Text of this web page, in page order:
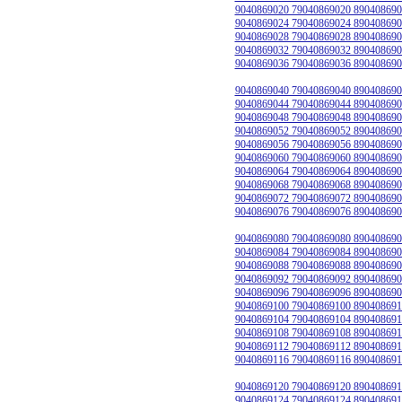
9040869020 79040869020
9040869024 79040869024
9040869028 79040869028
9040869032 79040869032
9040869036 79040869036
9040869040 79040869040
9040869044 79040869044
9040869048 79040869048
9040869052 79040869052
9040869056 79040869056
9040869060 79040869060
9040869064 79040869064
9040869068 79040869068
9040869072 79040869072
9040869076 79040869076
9040869080 79040869080
9040869084 79040869084
9040869088 79040869088
9040869092 79040869092
9040869096 79040869096
9040869100 79040869100
9040869104 79040869104
9040869108 79040869108
9040869112 79040869112
9040869116 79040869116
9040869120 79040869120